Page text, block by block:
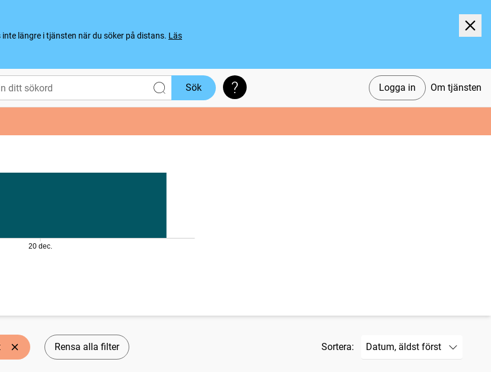
längre i tjänsten när du söker på distans. Läs
Logga in Om tjänsten
Sök Söktips
20 dec.
Rensa alla filter Sortera: